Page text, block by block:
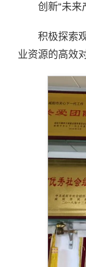
创新“未来
积极探索
业资源的高效